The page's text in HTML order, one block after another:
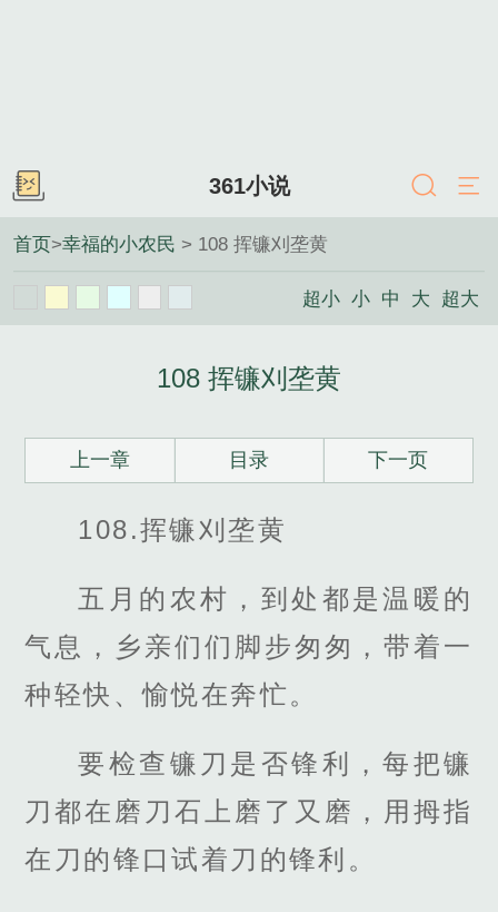
361小说
首页>幸福的小农民 > 108 挥镰刈垄黄
超小 小 中 大 超大
108 挥镰刈垄黄
上一章 目录 下一页
108.挥镰刈垄黄
五月的农村，到处都是温暖的
气息，乡亲们们脚步匆匆，带着一
种轻快、愉悦在奔忙。
要检查镰刀是否锋利，每把镰
刀都在磨刀石上磨了又磨，用拇指
在刀的锋口试着刀的锋利。